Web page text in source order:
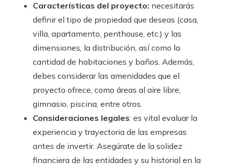
Características del proyecto: necesitarás
definir el tipo de propiedad que deseas (casa,
villa, apartamento, penthouse, etc.) y las
dimensiones, la distribución, así como la
cantidad de habitaciones y baños. Además,
debes considerar las amenidades que el
proyecto ofrece, como áreas al aire libre,
gimnasio, piscina, entre otros.
Consideraciones legales: es vital evaluar la
experiencia y trayectoria de las empresas
antes de invertir. Asegúrate de la solidez
financiera de las entidades y su historial en la